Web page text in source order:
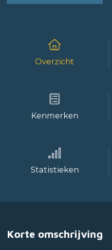
Overzicht
Kenmerken
Statistieken
Korte omschrijving